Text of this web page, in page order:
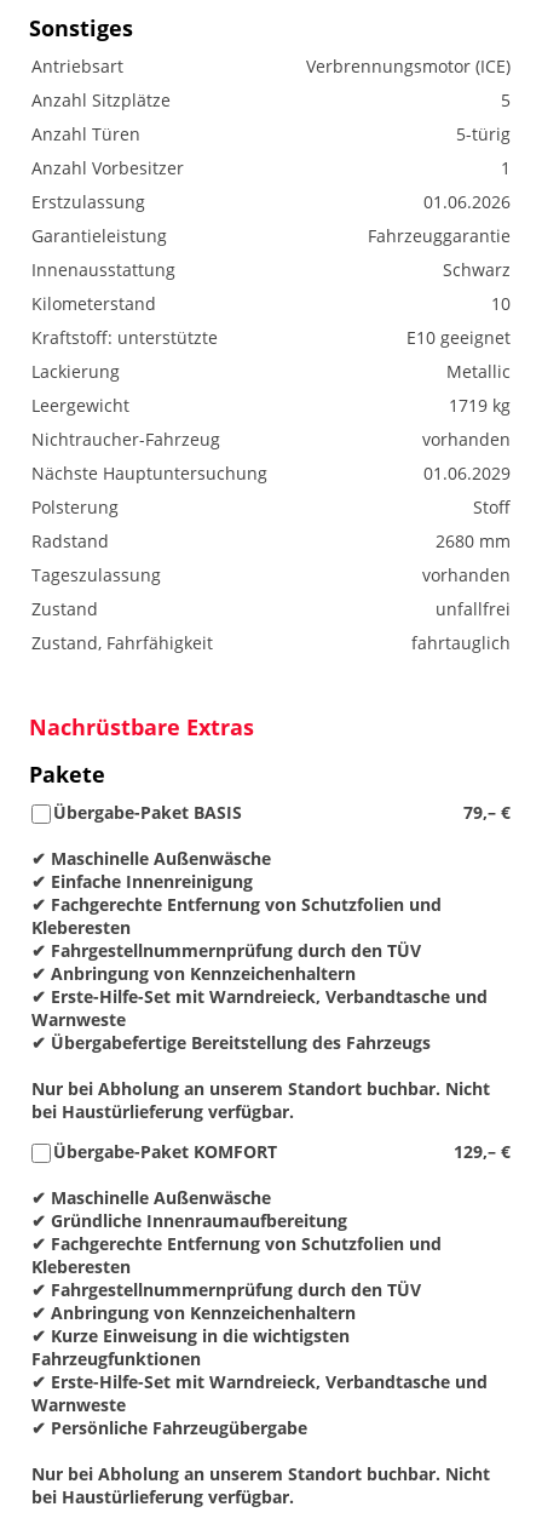
Sonstiges
Antriebsart
Verbrennungsmotor (ICE)
Anzahl Sitzplätze
5
Anzahl Türen
5-türig
Anzahl Vorbesitzer
1
Erstzulassung
01.06.2026
Garantieleistung
Fahrzeuggarantie
Innenausstattung
Schwarz
Kilometerstand
10
Kraftstoff: unterstützte
E10 geeignet
Lackierung
Metallic
Leergewicht
1719 kg
Nichtraucher-Fahrzeug
vorhanden
Nächste Hauptuntersuchung
01.06.2029
Polsterung
Stoff
Radstand
2680 mm
Tageszulassung
vorhanden
Zustand
unfallfrei
Zustand, Fahrfähigkeit
fahrtauglich
Nachrüstbare Extras
Pakete
79,– €
Übergabe-Paket BASIS
✔ Maschinelle Außenwäsche
✔ Einfache Innenreinigung
✔ Fachgerechte Entfernung von Schutzfolien und
Kleberesten
✔ Fahrgestellnummernprüfung durch den TÜV
✔ Anbringung von Kennzeichenhaltern
✔ Erste-Hilfe-Set mit Warndreieck, Verbandtasche und
Warnweste
✔ Übergabefertige Bereitstellung des Fahrzeugs
Nur bei Abholung an unserem Standort buchbar. Nicht
bei Haustürlieferung verfügbar.
129,– €
Übergabe-Paket KOMFORT
✔ Maschinelle Außenwäsche
✔ Gründliche Innenraumaufbereitung
✔ Fachgerechte Entfernung von Schutzfolien und
Kleberesten
✔ Fahrgestellnummernprüfung durch den TÜV
✔ Anbringung von Kennzeichenhaltern
✔ Kurze Einweisung in die wichtigsten
Fahrzeugfunktionen
✔ Erste-Hilfe-Set mit Warndreieck, Verbandtasche und
Warnweste
✔ Persönliche Fahrzeugübergabe
Nur bei Abholung an unserem Standort buchbar. Nicht
bei Haustürlieferung verfügbar.